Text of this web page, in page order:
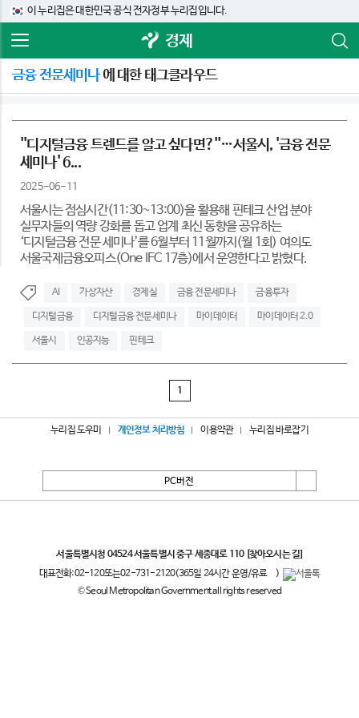
이 누리집은 대한민국 공식 전자정부 누리집입니다.
경제
금융 전문세미나에 대한 태그클라우드
''디지털금융 트렌드를 알고 싶다면?''…서울시, '금융 전문
세미나' 6...
2025-06-11
서울시는 점심시간(11:30~13:00)을 활용해 핀테크 산업 분야
실무자들의 역량 강화를 돕고 업계 최신 동향을 공유하는
‘디지털금융 전문 세미나’를 6월부터 11월까지(월 1회) 여의도
서울국제금융오피스(One IFC 17층)에서 운영한다고 밝혔다.
AI 가상자산 경제실 금융 전문세미나 금융투자
디지털금융 디지털금융 전문세미나 마이데이터 마이데이터 2.0
서울시 인공지능 핀테크
1
누리집 도우미 개인정보 처리방침 이용약관 누리집 바로잡기
PC버전
서울특별시청 04524 서울특별시 중구 세종대로 110 [찾아오시는 길]
대표전화:02-120또는02-731-2120(365일 24시간 운영/유료
)
© Seoul Metropolitan Government all rights reserved